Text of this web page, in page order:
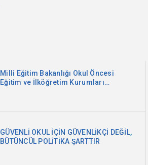
Milli Eğitim Bakanlığı Okul Öncesi
Eğitim ve İlköğretim Kurumları
GÜVENLİ OKUL İÇİN GÜVENLİKÇİ DEĞİL,
BÜTÜNCÜL POLİTİKA ŞARTTIR